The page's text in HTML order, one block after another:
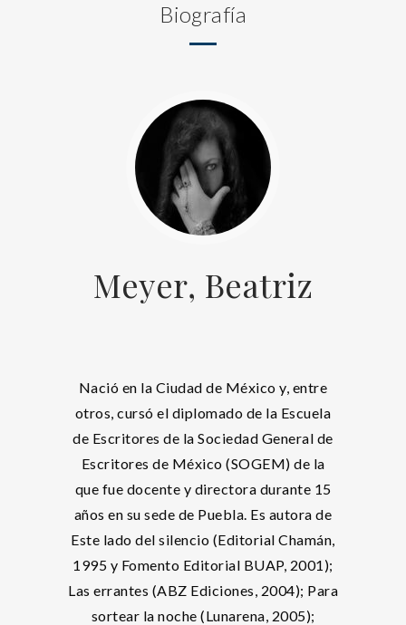
Biografía
Meyer, Beatriz
Nació en la Ciudad de México y, entre
otros, cursó el diplomado de la Escuela
de Escritores de la Sociedad General de
Escritores de México (SOGEM) de la
que fue docente y directora durante 15
años en su sede de Puebla. Es autora de
Este lado del silencio (Editorial Chamán,
1995 y Fomento Editorial BUAP, 2001);
Las errantes (ABZ Ediciones, 2004); Para
sortear la noche (Lunarena, 2005);